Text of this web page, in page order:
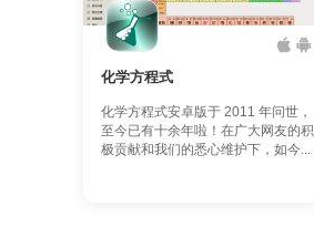
化学方程式
化学方程式安卓版于 2011 年问世，
至今已有十余年啦！在广大网友的积
极贡献和我们的悉心维护下，如今...